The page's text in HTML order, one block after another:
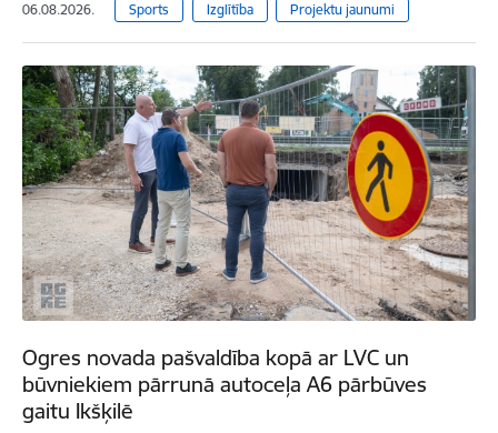
06.08.2026. Sports Izglītība Projektu jaunumi
Ogres novada pašvaldība kopā ar LVC un
būvniekiem pārrunā autoceļa A6 pārbūves
gaitu Ikšķilē